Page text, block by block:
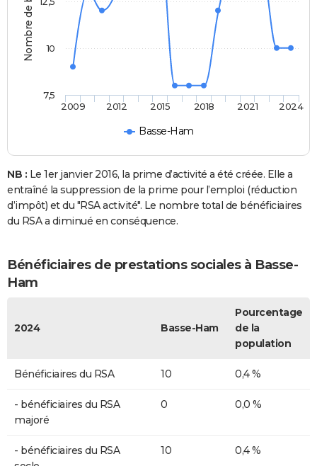
Basse-Ham
2009 2012 2015 2018 2021 2024
7,5
10
NB : Le 1er janvier 2016, la prime d’activité a été créée. Elle a
entraîné la suppression de la prime pour l’emploi (réduction
d’impôt) et du "RSA activité". Le nombre total de bénéficiaires
du RSA a diminué en conséquence.
Bénéficiaires de prestations sociales à Basse-
Ham
2024 Basse-Ham
Pourcentage
de la
population
Bénéficiaires du RSA 10 0,4 %
- bénéficiaires du RSA
majoré
0 0,0 %
- bénéficiaires du RSA
10 0,4 %